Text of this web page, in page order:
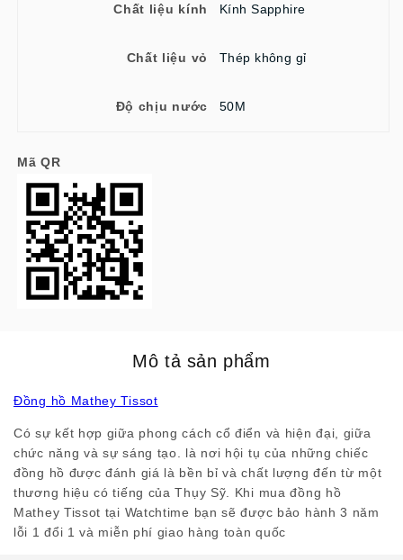
Chất liệu kính Kính Sapphire
Chất liệu vỏ Thép không gỉ
Độ chịu nước 50M
Mã QR
Mô tả sản phẩm
Đồng hồ Mathey Tissot
Có sự kết hợp giữa phong cách cổ điển và hiện đại, giữa
chức năng và sự sáng tạo. là nơi hội tụ của những chiếc
đồng hồ được đánh giá là bền bỉ và chất lượng đến từ một
thương hiệu có tiếng của Thụy Sỹ. Khi mua đồng hồ
Mathey Tissot tại Watchtime bạn sẽ được bảo hành 3 năm
lỗi 1 đổi 1 và miễn phí giao hàng toàn quốc